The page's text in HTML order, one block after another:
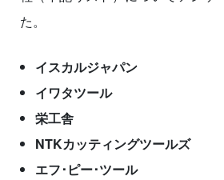
た。
イスカルジャパン
イワタツール
栄工舎
NTKカッティングツールズ
エフ･ピー･ツール